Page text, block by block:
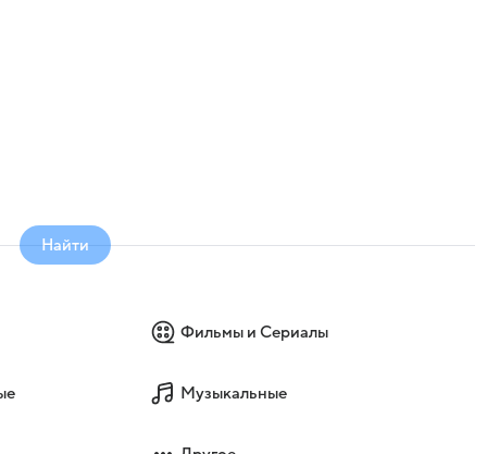
Найти
Фильмы и Сериалы
Музыкальные